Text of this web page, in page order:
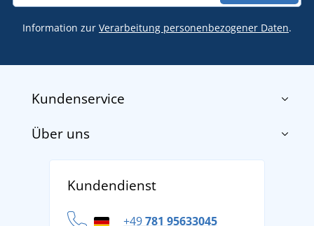
Information zur Verarbeitung personenbezogener Daten.
Kundenservice
Impressum
Versand und Zahlung
Datenschutz
Über uns
Für Unternehmen und Organisationen
Kundendienst
+49781 95633045